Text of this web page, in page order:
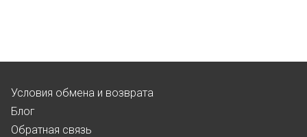
Условия обмена и возврата
Блог
Обратная связь